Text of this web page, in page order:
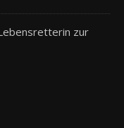
zur